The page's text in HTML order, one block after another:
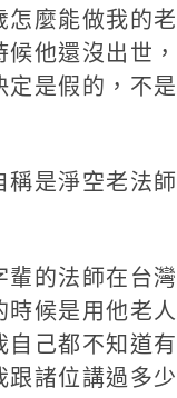
怎麼能做我的老
他還沒出世，
是假的，不是
是淨空老法師
的法師在台灣
候是用他老人
自己都不知道有
跟諸位講過多少